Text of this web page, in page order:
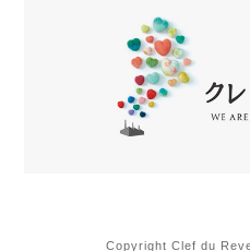
Copyright Clef du